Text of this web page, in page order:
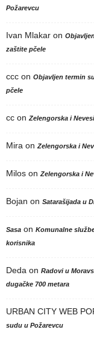
Požarevcu
Ivan Mlakar on
zaštite pčele
ccc on Objavljen termin
pčele
cc on Zelengorska i
Mira on Zelengorska i
Milos on Zelengorska i
Bojan on Satarašijada u
Sasa on Komunalne
korisnika
Deda on Radovi u
dugačke 700 metara
URBAN CITY WEB
sudu u Požarevcu